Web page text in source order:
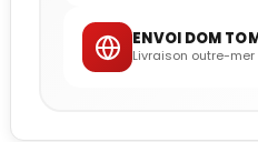
ENVOI DOM
Livraison outre-